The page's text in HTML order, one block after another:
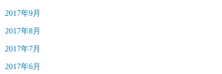
2017年9月
2017年8月
2017年7月
2017年6月